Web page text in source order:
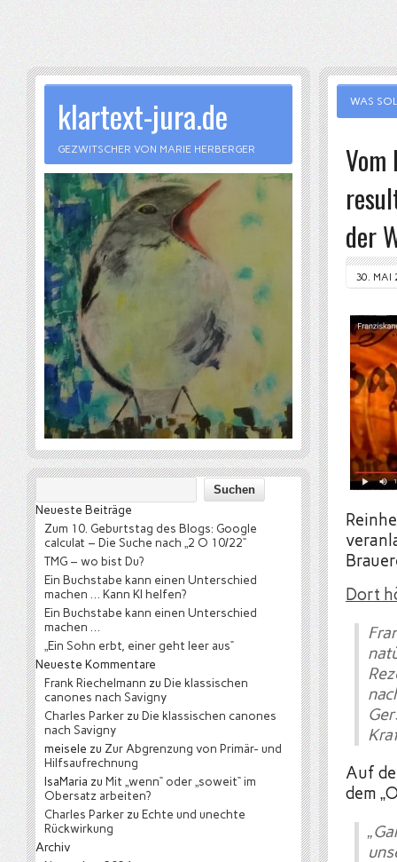
WAS
Vom
der
30. MAI
Dort
Auf
dem
klartext-jura.de
GEZWITSCHER VON MARIE HERBERGER
Neueste Beiträge
Zum 10. Geburtstag des Blogs: Google
calculat – Die Suche nach „2 O 10/22“
TMG – wo bist Du?
Ein Buchstabe kann einen Unterschied
machen … Kann KI helfen?
Ein Buchstabe kann einen Unterschied
machen …
„Ein Sohn erbt, einer geht leer aus“
Neueste Kommentare
Frank Riechelmann zu Die klassischen
canones nach Savigny
Charles Parker zu Die klassischen canones
nach Savigny
meisele zu Zur Abgrenzung von Primär- und
Hilfsaufrechnung
IsaMaria zu Mit „wenn“ oder „soweit“ im
Obersatz arbeiten?
Charles Parker zu Echte und unechte
Rückwirkung
Archiv